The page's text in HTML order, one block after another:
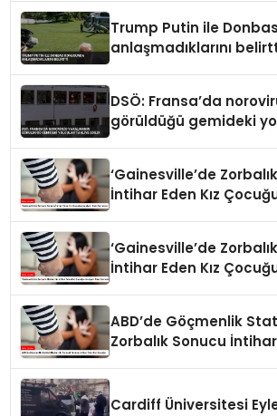
Trump Putin ile
anlaşmadıklarını
DSÖ: Fransa’da
görüldüğü gemideki
‘Gainesville’de
İntihar Eden Kız
‘Gainesville’de
İntihar Eden Kız
ABD’de Göçmenlik
Zorbalık Sonucu İntihar
Cardiff Üniversitesi